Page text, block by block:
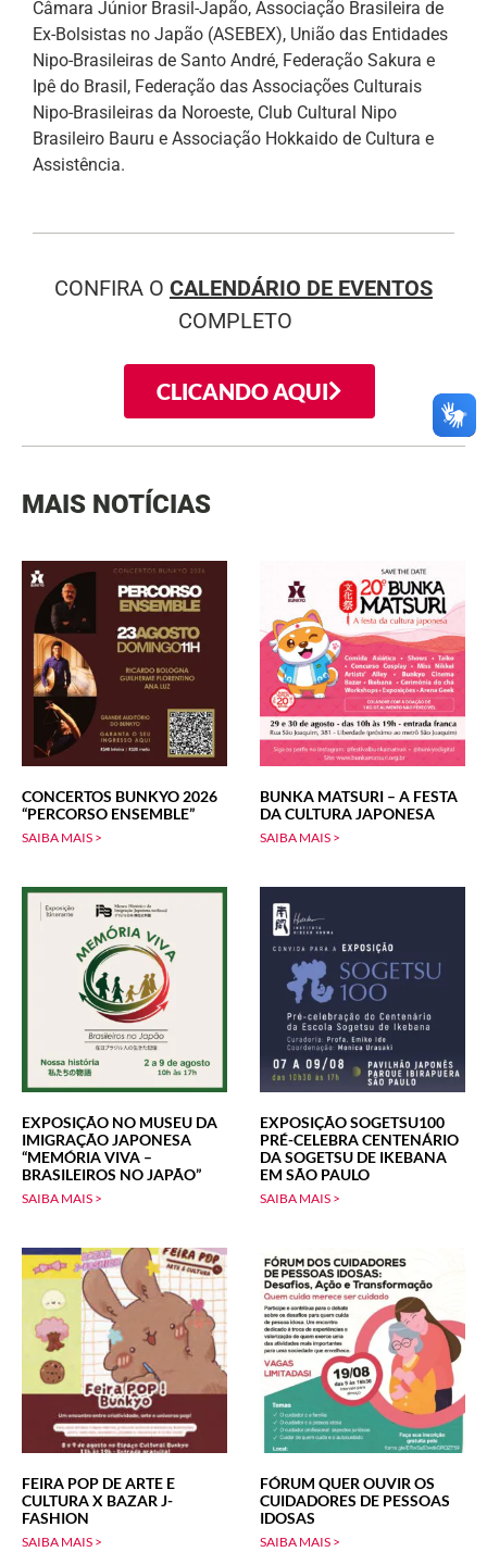
Câmara Júnior Brasil-Japão, Associação Brasileira de
Ex-Bolsistas no Japão (ASEBEX), União das Entidades
Nipo-Brasileiras de Santo André, Federação Sakura e
Ipê do Brasil, Federação das Associações Culturais
Nipo-Brasileiras da Noroeste, Club Cultural Nipo
Brasileiro Bauru e Associação Hokkaido de Cultura e
Assistência.
CONFIRA O CALENDÁRIO DE EVENTOS
COMPLETO
CLICANDO AQUI
MAIS NOTÍCIAS
CONCERTOS BUNKYO 2026
“PERCORSO ENSEMBLE”
SAIBA MAIS >
BUNKA MATSURI – A FESTA
DA CULTURA JAPONESA
SAIBA MAIS >
EXPOSIÇÃO NO MUSEU DA
IMIGRAÇÃO JAPONESA
“MEMÓRIA VIVA –
BRASILEIROS NO JAPÃO”
SAIBA MAIS >
EXPOSIÇÃO SOGETSU100
PRÉ-CELEBRA CENTENÁRIO
DA SOGETSU DE IKEBANA
EM SÃO PAULO
SAIBA MAIS >
FEIRA POP DE ARTE E
CULTURA X BAZAR J-
FASHION
SAIBA MAIS >
FÓRUM QUER OUVIR OS
CUIDADORES DE PESSOAS
IDOSAS
SAIBA MAIS >